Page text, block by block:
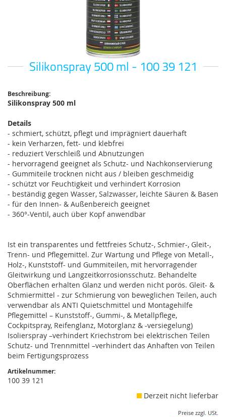
Silikonspray 500 ml - 100 39 121
Anfang
Bildgalerie
springen
Beschreibung:
Silikonspray 500 ml
Details
- schmiert, schützt, pflegt und imprägniert dauerhaft
- kein Verharzen, fett- und klebfrei
- reduziert Verschleiß und Abnutzungen
- hervorragend geeignet als Schutz- und Nachkonservierung
- Gummiteile trocknen nicht aus / bleiben geschmeidig
- schützt vor Feuchtigkeit und verhindert Korrosion
- beständig gegen Wasser, Salzwasser, leichte Säuren & Basen
- für den Innen- & Außenbereich geeignet
- 360°-Ventil, auch über Kopf anwendbar
Ist ein transparentes und fettfreies Schutz-, Schmier-, Gleit-,
Trenn- und Pflegemittel. Zur Wartung und Pflege von Metall-,
Holz-, Kunststoff- und Gummiteilen, mit hervorragender
Gleitwirkung und Langzeitkorrosionsschutz. Behandelte
Oberflächen erhalten Glanz und werden nicht porös. Gleit- &
Schmiermittel - zur Schmierung von beweglichen Teilen, auch
verwendbar als ANTI Quietschmittel und Montagehilfe
Pflegemittel – Kunststoff-, Gummi-, & Metallpflege,
Cockpitspray, Reifenglanz, Motorglanz & -versiegelung)
Isolierspray –verhindert Kriechstrom bei elektrischen Teilen
Schutz- und Trennmittel –verhindert das Anhaften von Teilen
beim Fertigungsprozess
Artikelnummer:
100 39 121
Derzeit nicht lieferbar
Preise zzgl. USt.